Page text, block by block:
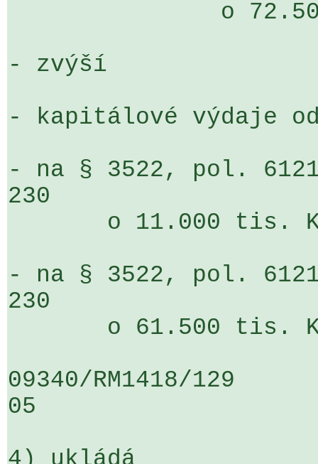
- zvýší
- kapitálové výdaje
- na § 3522, pol.
230
- na § 3522, pol.
230
09340/RM1418/
05